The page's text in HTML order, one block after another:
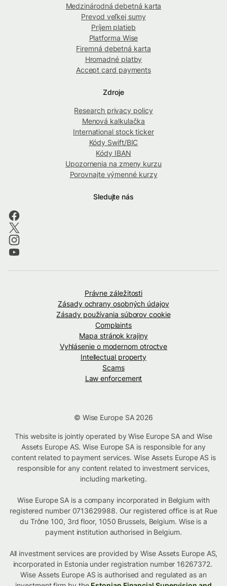
Medzinárodná debetná karta
Prevod veľkej sumy
Príjem platieb
Platforma Wise
Firemná debetná karta
Hromadné platby
Accept card payments
Zdroje
Research privacy policy
Menová kalkulačka
International stock ticker
Kódy Swift/BIC
Kódy IBAN
Upozornenia na zmeny kurzu
Porovnajte výmenné kurzy
Sledujte nás
Právne záležitosti
Zásady ochrany osobných údajov
Zásady používania súborov cookie
Complaints
Mapa stránok krajiny
Vyhlásenie o modernom otroctve
Intellectual property
Scams
Law enforcement
© Wise Europe SA 2026
This website is jointly operated by Wise Europe SA and Wise
Assets Europe AS. Wise Europe SA is responsible for any
content related to payment services. Wise Assets Europe AS is
responsible for any content related to investment services,
including marketing.
Wise Europe SA is a company incorporated in Belgium with
registered number 0713629988. Our registered office is at Rue
du Trône 100, 3rd floor, 1050 Brussels, Belgium. Wise is a
payment institution authorised in Belgium.
All investment services are provided by Wise Assets Europe AS,
incorporated in Estonia under registration number 16267372.
Wise Assets Europe AS is authorised and regulated as an